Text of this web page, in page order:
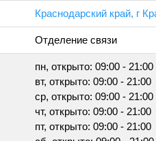
Краснодарский край, г
Отделение связи
пн, открыто: 09:00 - 21:00
вт, открыто: 09:00 - 21:00
ср, открыто: 09:00 - 21:00
чт, открыто: 09:00 - 21:00
пт, открыто: 09:00 - 21:00